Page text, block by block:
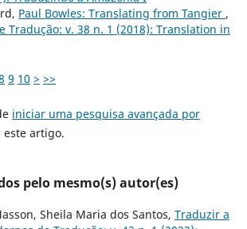
Paul Bowles: Translating from Tangier ,
Tradução: v. 38 n. 1 (2018): Translation in
9 10 > >>
iniciar uma pesquisa avançada por
artigo.
pelo mesmo(s) autor(es)
Sheila Maria dos Santos, Traduzir a